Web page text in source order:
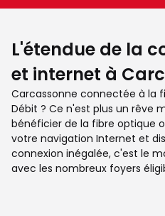
L'étendue de la
et internet à
Carcassonne connectée à la
Débit ? Ce n'est plus un rêve
bénéficier de la fibre optique
votre navigation Internet et
connexion inégalée, c'est le
avec les nombreux foyers